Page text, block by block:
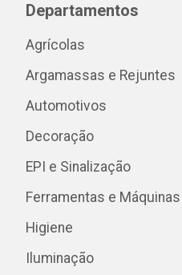
Departamentos
Agrícolas
Argamassas e Rejuntes
Automotivos
Decoração
EPI e Sinalização
Ferramentas e Máquinas
Higiene
Iluminação